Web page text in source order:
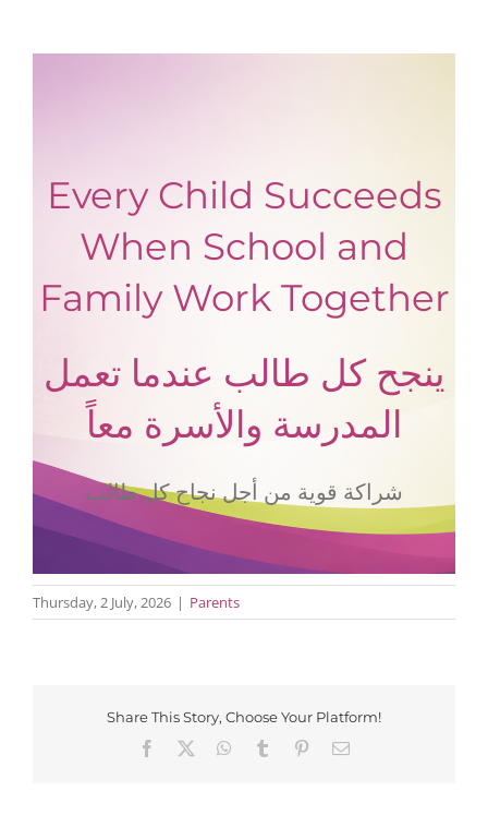
Every Child Succeeds
When School and
Family Work Together
ينجح كل طالب عندما تعمل
المدرسة والأسرة معاً
شراكة قوية من أجل نجاح كل طالب
Thursday, 2 July, 2026 | Parents
Share This Story, Choose Your Platform!
Facebook
WhatsApp
Tumblr PinterestEmail